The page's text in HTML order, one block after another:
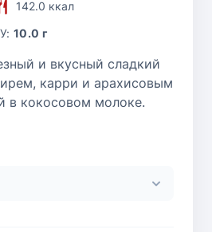
142.0 ккал
У:10.0 г
и вкусный сладкий
карри и арахисовым
в кокосовом молоке.